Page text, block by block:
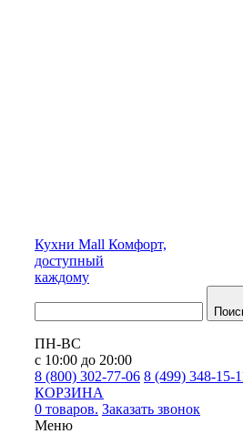
Кухни Mall Комфорт,
доступный
каждому
ПН-ВС
с 10:00 до 20:00
8 (800) 302-77-06 8 (499) 348-15-
КОРЗИНА
0 товаров. Заказать звонок
Меню